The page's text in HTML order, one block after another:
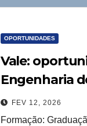
OPORTUNIDADES
Vale:
Engenharia
Geologia ou
FEV 12, 2026
Formação: